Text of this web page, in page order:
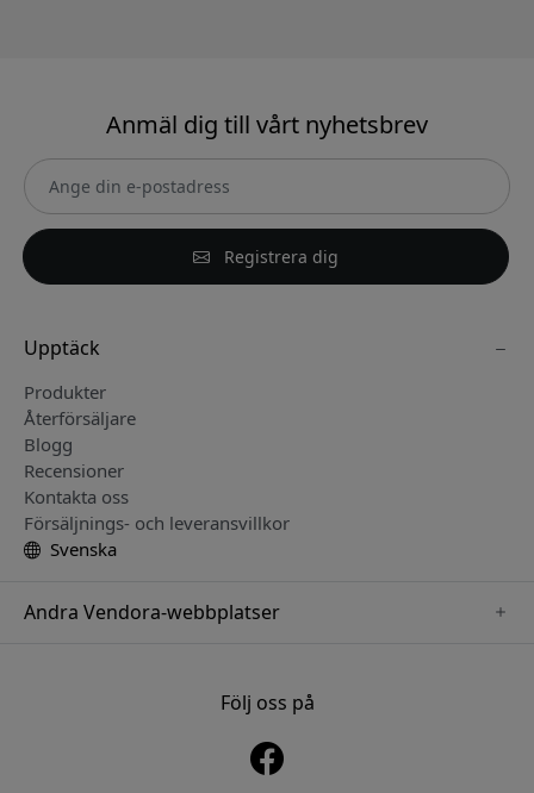
Anmäl dig till vårt nyhetsbrev
Registrera dig
Upptäck
Produkter
Återförsäljare
Blogg
Recensioner
Kontakta oss
Försäljnings- och leveransvillkor
Svenska
Andra Vendora-webbplatser
www.nordicsmartlight.seFölj oss på